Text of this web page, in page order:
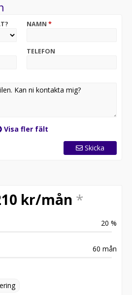
NAMN *
TELEFON
Visa fler fält
Skicka
kr/mån *
20 %
60 mån